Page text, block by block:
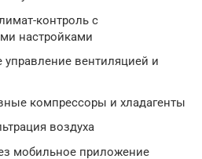
контроль с
настройками
управление вентиляцией и
компрессоры и хладагенты
воздуха
мобильное приложение